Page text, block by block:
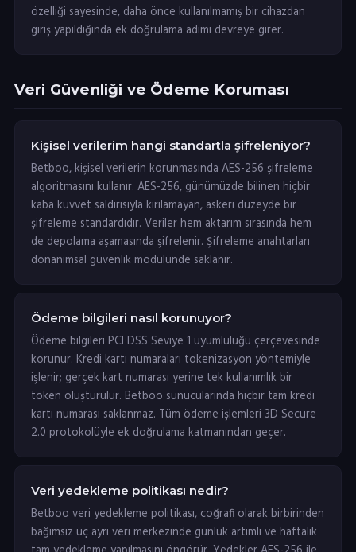
özelliği sayesinde, daha önce kullanılmamış bir cihazdan
giriş yapıldığında ek doğrulama adımı devreye girer.
Veri Güvenliği ve Ödeme Koruması
Kişisel verilerim hangi standartla şifreleniyor?
Betboo, kişisel verilerin korunmasında AES-256 şifreleme
algoritmasını kullanır. AES-256, günümüzde bilinen hiçbir
kaba kuvvet saldırısıyla kırılamayan, askeri düzeyde bir
şifreleme standardıdır. Veriler hem aktarım sırasında hem
de depolama aşamasında şifrelenir. Şifreleme anahtarları
donanımsal güvenlik modülünde saklanır.
Ödeme bilgileri nasıl korunuyor?
Ödeme bilgileri PCI DSS Seviye 1 uyumluluğu çerçevesinde
korunur. Kredi kartı numaraları tokenizasyon yöntemiyle
işlenir; gerçek kart numarası yerine tek kullanımlık bir
token oluşturulur. Betboo sunucularında hiçbir tam kredi
kartı numarası saklanmaz. Tüm ödeme işlemleri 3D Secure
2.0 protokolüyle ek doğrulama katmanından geçer.
Veri yedekleme politikası nedir?
Betboo veri yedekleme politikası, coğrafi olarak birbirinden
bağımsız üç ayrı veri merkezinde günlük artımlı ve haftalık